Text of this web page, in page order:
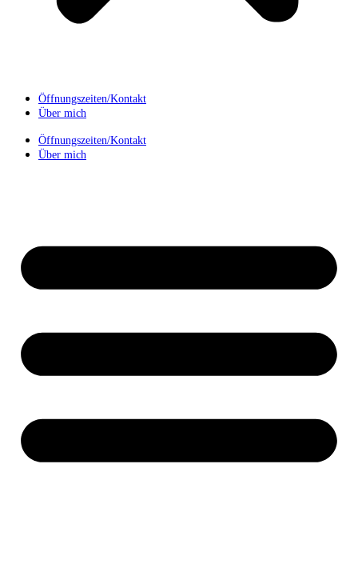
Öffnungszeiten/Kontakt
Über mich
Öffnungszeiten/Kontakt
Über mich